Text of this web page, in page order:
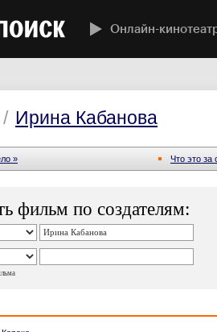
Онлайн-
/ Ирина Кабанова
» Что это за
фильм по создателям: